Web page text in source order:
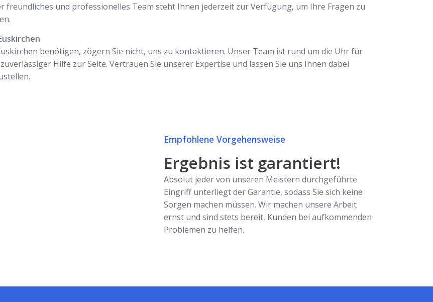
freundliches und professionelles Team steht Ihnen jederzeit zur Verfügung, um Ihre Fragen zu
benötigen, zögern Sie nicht, uns zu kontaktieren. Unser Team ist rund um die Uhr für
Hilfe zur Seite. Vertrauen Sie unserer Expertise und lassen Sie uns Ihnen dabei
Empfohlene Vorgehensweise
Ergebnis ist garantiert!
Absolut jeder von unseren Meistern durchgeführte
Eingriff unterliegt der Garantie, sodass Sie sich keine
Sorgen machen müssen. Wir machen unsere Arbeit
ernst und sind stets bereit, Kunden bei aufkommenden
Problemen zu helfen.